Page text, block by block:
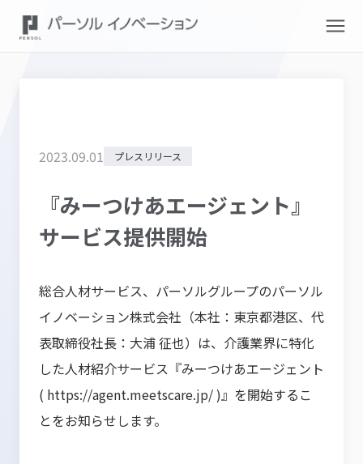
2023.09.01 プレスリリース
『みーつけあエージェント』
サービス提供開始
総合人材サービス、パーソルグループのパーソル
イノベーション株式会社（本社：東京都港区、代
表取締役社長：大浦 征也）は、介護業界に特化
した人材紹介サービス『みーつけあエージェント
( https://agent.meetscare.jp/)』を開始するこ
とをお知らせします。